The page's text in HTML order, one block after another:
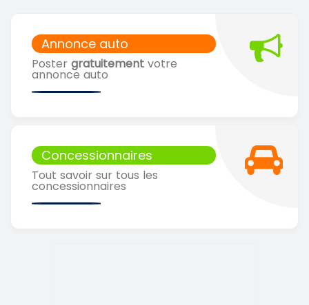
Annonce auto
Poster gratuitement votre
annonce auto
Concessionnaires
Tout savoir sur tous les
concessionnaires